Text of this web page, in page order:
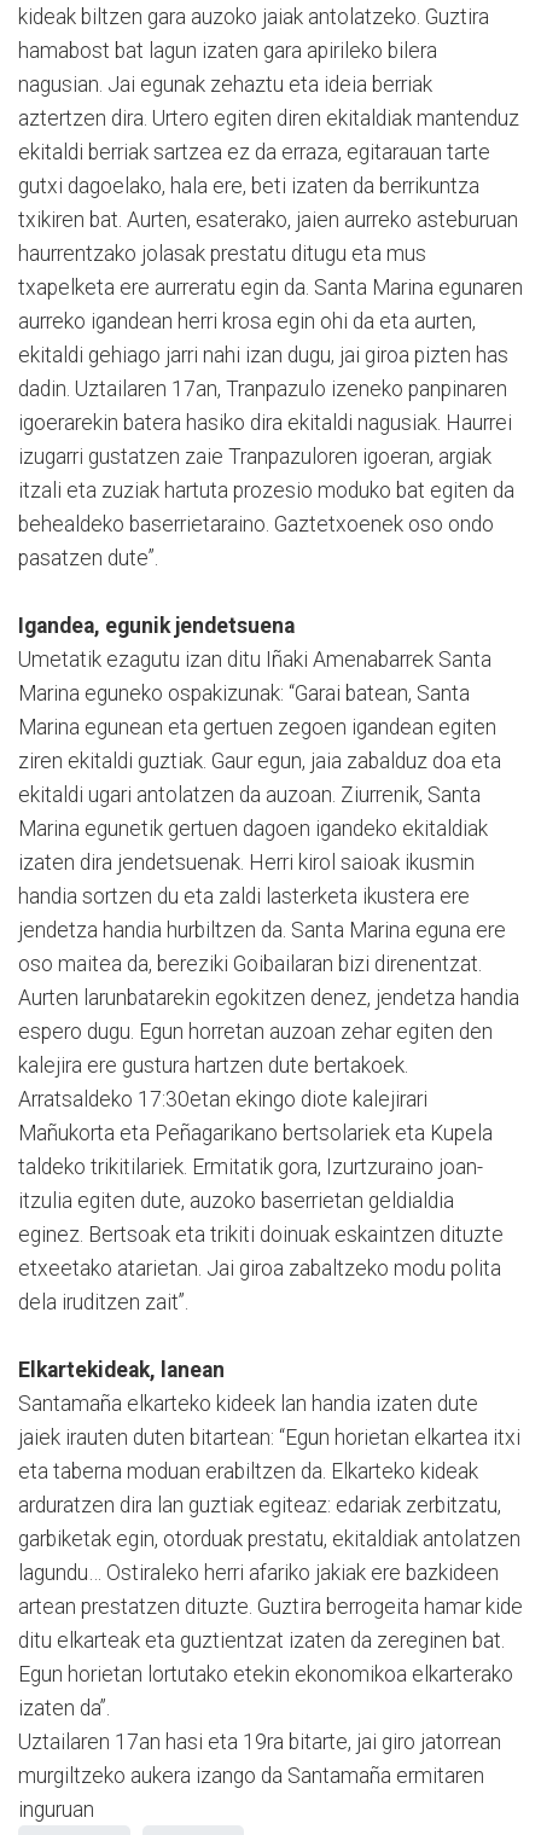
kideak biltzen gara auzoko jaiak antolatzeko. Guztira
hamabost bat lagun izaten gara apirileko bilera
nagusian. Jai egunak zehaztu eta ideia berriak
aztertzen dira. Urtero egiten diren ekitaldiak mantenduz
ekitaldi berriak sartzea ez da erraza, egitarauan tarte
gutxi dagoelako, hala ere, beti izaten da berrikuntza
txikiren bat. Aurten, esaterako, jaien aurreko asteburuan
haurrentzako jolasak prestatu ditugu eta mus
txapelketa ere aurreratu egin da. Santa Marina egunaren
aurreko igandean herri krosa egin ohi da eta aurten,
ekitaldi gehiago jarri nahi izan dugu, jai giroa pizten has
dadin. Uztailaren 17an, Tranpazulo izeneko panpinaren
igoerarekin batera hasiko dira ekitaldi nagusiak. Haurrei
izugarri gustatzen zaie Tranpazuloren igoeran, argiak
itzali eta zuziak hartuta prozesio moduko bat egiten da
behealdeko baserrietaraino. Gaztetxoenek oso ondo
pasatzen dute”.
Igandea, egunik jendetsuena
Umetatik ezagutu izan ditu Iñaki Amenabarrek Santa
Marina eguneko ospakizunak: “Garai batean, Santa
Marina egunean eta gertuen zegoen igandean egiten
ziren ekitaldi guztiak. Gaur egun, jaia zabalduz doa eta
ekitaldi ugari antolatzen da auzoan. Ziurrenik, Santa
Marina egunetik gertuen dagoen igandeko ekitaldiak
izaten dira jendetsuenak. Herri kirol saioak ikusmin
handia sortzen du eta zaldi lasterketa ikustera ere
jendetza handia hurbiltzen da. Santa Marina eguna ere
oso maitea da, bereziki Goibailaran bizi direnentzat.
Aurten larunbatarekin egokitzen denez, jendetza handia
espero dugu. Egun horretan auzoan zehar egiten den
kalejira ere gustura hartzen dute bertakoek.
Arratsaldeko 17:30etan ekingo diote kalejirari
Mañukorta eta Peñagarikano bertsolariek eta Kupela
taldeko trikitilariek. Ermitatik gora, Izurtzuraino joan-
itzulia egiten dute, auzoko baserrietan geldialdia
eginez. Bertsoak eta trikiti doinuak eskaintzen dituzte
etxeetako atarietan. Jai giroa zabaltzeko modu polita
dela iruditzen zait”.
Elkartekideak, lanean
Santamaña elkarteko kideek lan handia izaten dute
jaiek irauten duten bitartean: “Egun horietan elkartea itxi
eta taberna moduan erabiltzen da. Elkarteko kideak
arduratzen dira lan guztiak egiteaz: edariak zerbitzatu,
garbiketak egin, otorduak prestatu, ekitaldiak antolatzen
lagundu… Ostiraleko herri afariko jakiak ere bazkideen
artean prestatzen dituzte. Guztira berrogeita hamar kide
ditu elkarteak eta guztientzat izaten da zereginen bat.
Egun horietan lortutako etekin ekonomikoa elkarterako
izaten da”.
Uztailaren 17an hasi eta 19ra bitarte, jai giro jatorrean
murgiltzeko aukera izango da Santamaña ermitaren
inguruan